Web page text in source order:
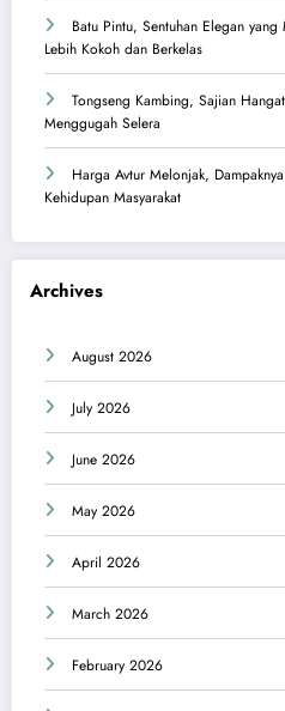
Batu Pintu, Sentuhan Elegan
Lebih Kokoh dan Berkelas
Tongseng Kambing, Sajian
Menggugah Selera
Harga Avtur Melonjak,
Kehidupan Masyarakat
Archives
August 2026
July 2026
June 2026
May 2026
April 2026
March 2026
February 2026